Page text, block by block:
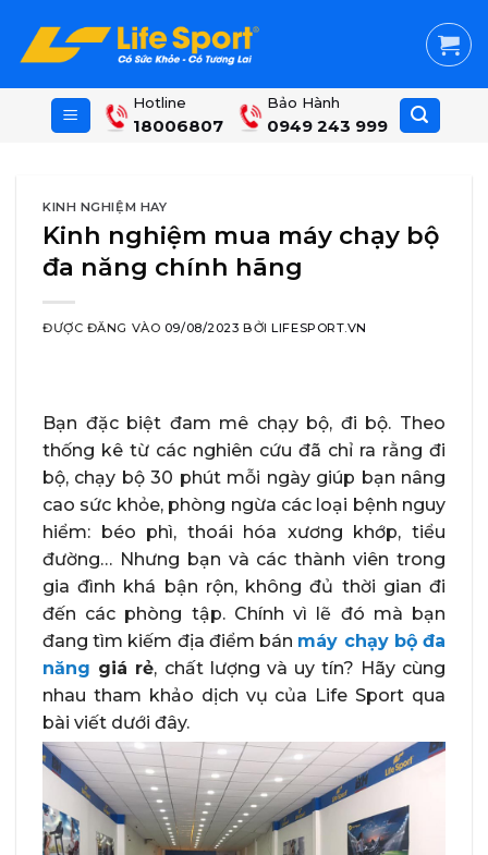
content
Hotline
18006807
Bảo Hành
0949 243 999
KINH NGHIỆM HAY
Kinh nghiệm mua máy chạy bộ
đa năng chính hãng
ĐƯỢC ĐĂNG VÀO 09/08/2023 BỞILIFESPORT.VN
Bạn đặc biệt đam mê chạy bộ, đi bộ. Theo
thống kê từ các nghiên cứu đã chỉ ra rằng đi
bộ, chạy bộ 30 phút mỗi ngày giúp bạn nâng
cao sức khỏe, phòng ngừa các loại bệnh nguy
hiểm: béo phì, thoái hóa xương khớp, tiểu
đường… Nhưng bạn và các thành viên trong
gia đình khá bận rộn, không đủ thời gian đi
đến các phòng tập. Chính vì lẽ đó mà bạn
đang tìm kiếm địa điểm bán máy chạy bộ đa
năng giá rẻ, chất lượng và uy tín? Hãy cùng
nhau tham khảo dịch vụ của Life Sport qua
bài viết dưới đây.